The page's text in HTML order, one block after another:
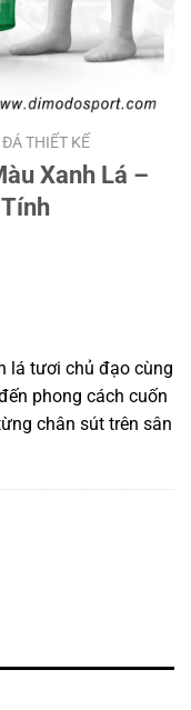
THIẾT KẾ
Xanh Lá –
₫.
lá tươi chủ đạo cùng
phong cách cuốn
chân sút trên sân